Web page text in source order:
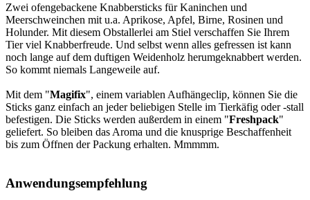
Zwei ofengebackene Knabbersticks für Kaninchen und
Meerschweinchen mit u.a. Aprikose, Apfel, Birne, Rosinen und
Holunder. Mit diesem Obstallerlei am Stiel verschaffen Sie Ihrem
Tier viel Knabberfreude. Und selbst wenn alles gefressen ist kann
noch lange auf dem duftigen Weidenholz herumgeknabbert werden.
So kommt niemals Langeweile auf.
Mit dem "Magifix", einem variablen Aufhängeclip, können Sie die
Sticks ganz einfach an jeder beliebigen Stelle im Tierkäfig oder -stall
befestigen. Die Sticks werden außerdem in einem "Freshpack"
geliefert. So bleiben das Aroma und die knusprige Beschaffenheit
bis zum Öffnen der Packung erhalten. Mmmmm.
Anwendungsempfehlung